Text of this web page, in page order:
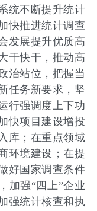
统不断提升统计
快推进统计调查
发展提升优质高
干快干，推动高
治站位，把握当
任务新要求，坚
行强调度上下功
快项目建设增投
库；在重点领域
环境建设；在提
好国家调查条件
加强“四上”企业
强统计核查和执